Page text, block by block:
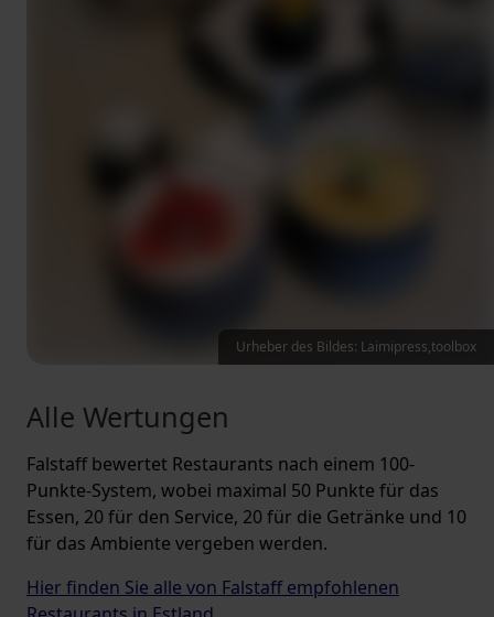
Alle Wertungen
Falstaff bewertet Restaurants nach einem 100-
Punkte-System, wobei maximal 50 Punkte für das
Essen, 20 für den Service, 20 für die Getränke und 10
für das Ambiente vergeben werden.
Hier finden Sie alle von Falstaff empfohlenen
Urheber des Bildes: Laimipress,toolbox